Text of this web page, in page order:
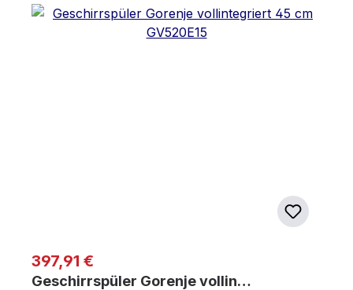
Regulärer Preis:
397,91 €
Geschirrspüler Gorenje vollin…